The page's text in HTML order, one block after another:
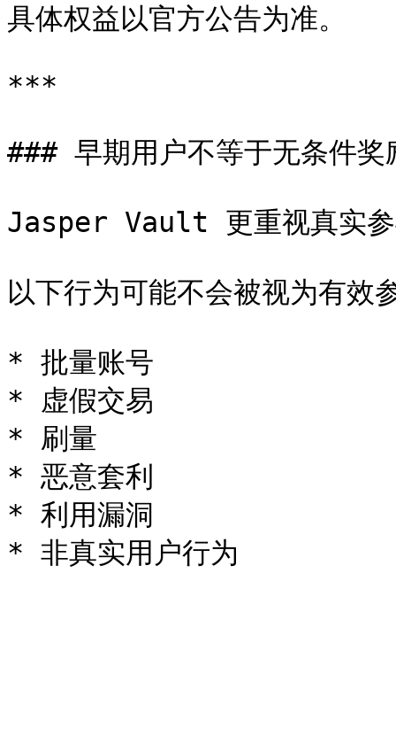
具体权益以官方公告为准。
***
### 早期用户不等于无条件奖
Jasper Vault 更重视真实参
以下行为可能不会被视为有效
* 批量账号
* 虚假交易
* 刷量
* 恶意套利
* 利用漏洞